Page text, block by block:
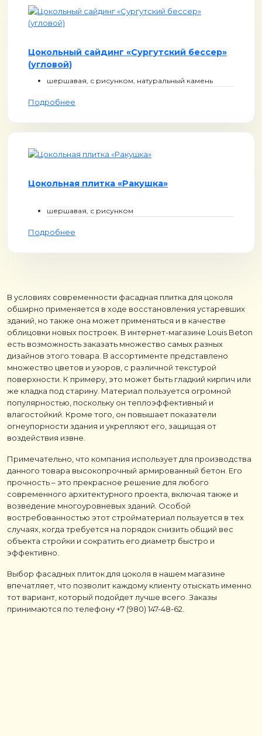
Цокольный сайдинг «Сургутский бессер»
(угловой)
шершавая, с рисунком, натуральный камень
Подробнее
Цокольная плитка «Ракушка»
шершавая, с рисунком
Подробнее
В условиях современности фасадная плитка для цоколя
обширно применяется в ходе восстановления устаревших
зданий, но также она может применяться и в качестве
облицовки новых построек. В интернет-магазине Louis Beton
есть возможность заказать множество самых разных
дизайнов этого товара. В ассортименте представлено
множество цветов и узоров, с различной текстурой
поверхности. К примеру, это может быть гладкий кирпич или
же кладка под старину. Материал пользуется огромной
популярностью, поскольку он теплоэффективный и
влагостойкий. Кроме того, он повышает показатели
огнеупорности здания и укрепляют его, защищая от
воздействия извне.
Примечательно, что компания использует для производства
данного товара высокопрочный армированный бетон. Его
прочность – это прекрасное решение для любого
современного архитектурного проекта, включая также и
возведение многоуровневых зданий. Особой
востребованностью этот стройматериал пользуется в тех
случаях, когда требуется на порядок снизить общий вес
объекта стройки и сократить его диаметр быстро и
эффективно.
Выбор фасадных плиток для цоколя в нашем магазине
впечатляет, что позволит каждому клиенту отыскать именно
тот вариант, который подойдет лучше всего. Заказы
принимаются по телефону +7 (980) 147-48-62.